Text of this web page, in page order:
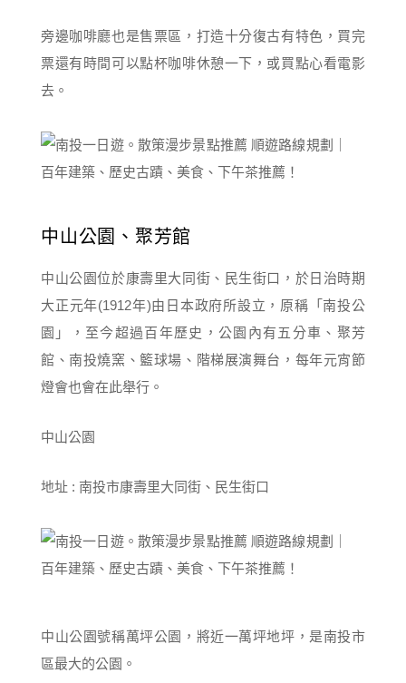
旁邊咖啡廳也是售票區，打造十分復古有特色，買完
票還有時間可以點杯咖啡休憩一下，或買點心看電影
去。
中山公園、聚芳館
中山公園位於康壽里大同街、民生街口，於日治時期
大正元年(1912年)由日本政府所設立，原稱「南投公
園」，至今超過百年歷史，公園內有五分車、聚芳
館、南投燒窯、籃球場、階梯展演舞台，每年元宵節
燈會也會在此舉行。
中山公園
地址 : 南投市康壽里大同街、民生街口
中山公園號稱萬坪公園，將近一萬坪地坪，是南投市
區最大的公園。